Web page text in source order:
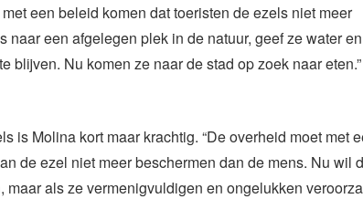
een beleid komen dat toeristen de ezels niet meer
naar een afgelegen plek in de natuur, geef ze water en
blijven. Nu komen ze naar de stad op zoek naar eten.”
is Molina kort maar krachtig. “De overheid moet met
de ezel niet meer beschermen dan de mens. Nu wil
maar als ze vermenigvuldigen en ongelukken